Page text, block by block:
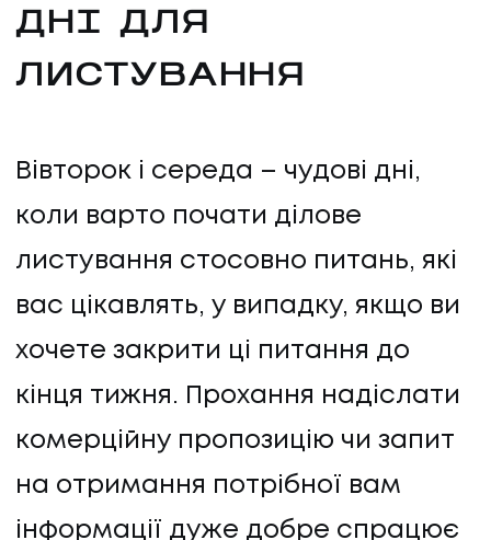
ДНІ ДЛЯ
ЛИСТУВАННЯ
Вівторок і середа – чудові дні,
коли варто почати ділове
листування стосовно питань, які
вас цікавлять, у випадку, якщо ви
хочете закрити ці питання до
кінця тижня. Прохання надіслати
комерційну пропозицію чи запит
на отримання потрібної вам
інформації дуже добре спрацює
ПОСЛУГИ
ПОСЛУГИ
КЕЙСИ
КЕЙСИ
ПРО НАС